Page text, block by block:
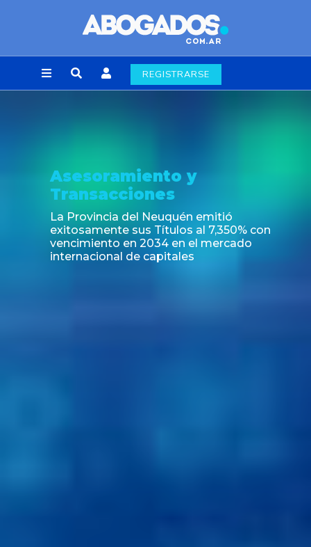
REGISTRARSE
Asesoramiento y
Transacciones
La Provincia del Neuquén emitió
exitosamente sus Títulos al 7,350% con
vencimiento en 2034 en el mercado
internacional de capitales